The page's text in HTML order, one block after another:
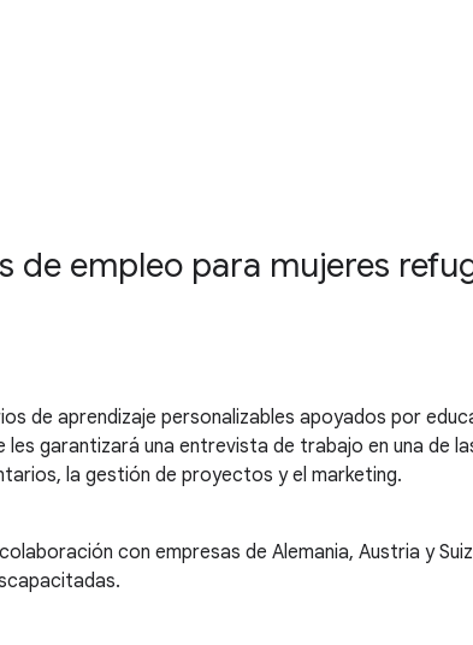
de empleo para mujeres
de aprendizaje personalizables apoyados por
garantizará una entrevista de trabajo en una de
la gestión de proyectos y el marketing.
con empresas de Alemania, Austria y